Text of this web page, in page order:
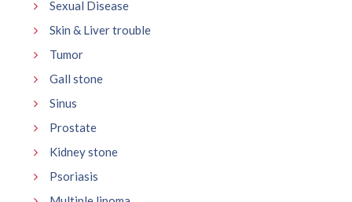
Sexual Disease
Skin & Liver trouble
Tumor
Gall stone
Sinus
Prostate
Kidney stone
Psoriasis